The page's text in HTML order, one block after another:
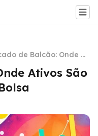
de Balcão: Onde At
São Negociados Fora d
Ativos São